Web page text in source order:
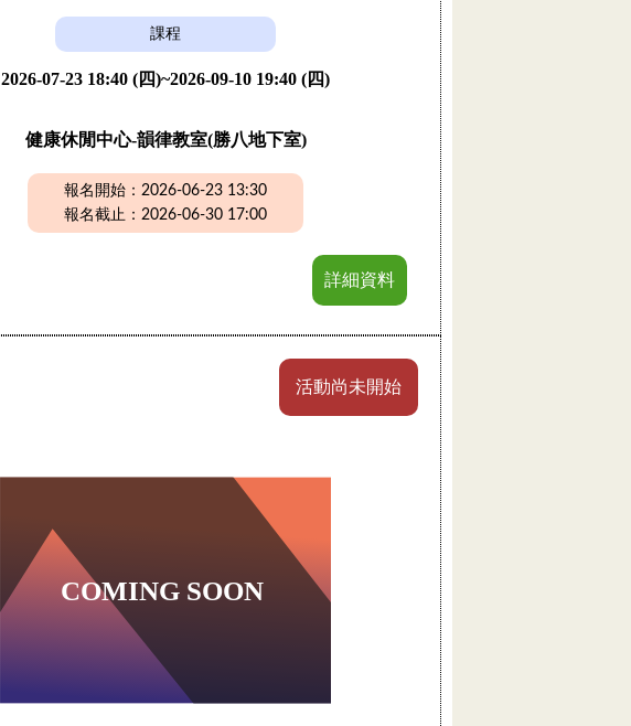
課程
2026-07-23 18:40 (四)~2026-09-10 19:40 (四)
健康休閒中心-韻律教室(勝八地下室)
報名開始：2026-06-23 13:30
報名截止：2026-06-30 17:00
詳細資料
活動尚未開始